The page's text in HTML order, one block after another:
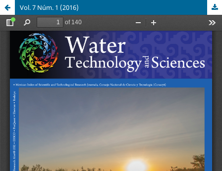
Vol. 7 Núm. 1 (2016)